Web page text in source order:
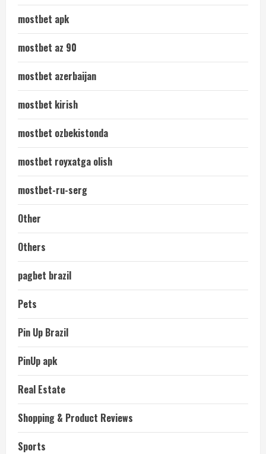
mostbet apk
mostbet az 90
mostbet azerbaijan
mostbet kirish
mostbet ozbekistonda
mostbet royxatga olish
mostbet-ru-serg
Other
Others
pagbet brazil
Pets
Pin Up Brazil
PinUp apk
Real Estate
Shopping & Product Reviews
Sports